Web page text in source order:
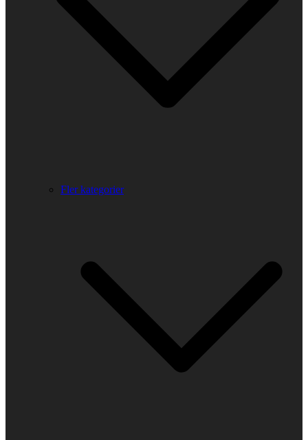
Fler kategorier